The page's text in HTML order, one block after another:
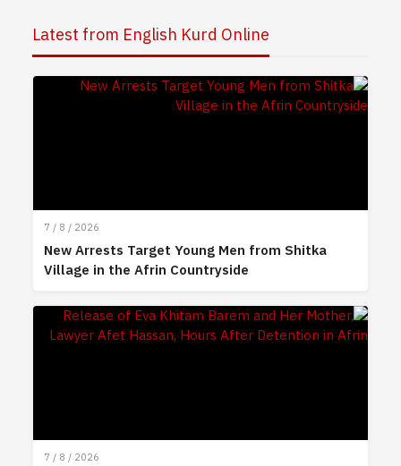
Latest from English Kurd Online
7 / 8 / 2026
New Arrests Target Young Men from Shitka
Village in the Afrin Countryside
7 / 8 / 2026